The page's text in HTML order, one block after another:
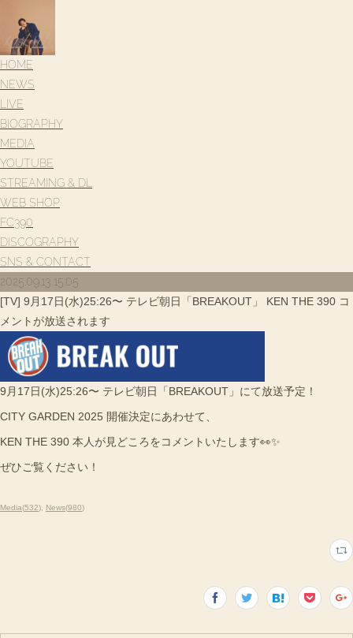
HOME
NEWS
LIVE
BIOGRAPHY
MEDIA
YOUTUBE
STREAMING & DL
WEB SHOP
FC390
DISCOGRAPHY
SNS & CONTACT
2025.09.13 15:05
[TV] 9月17日(水)25:26〜 テレビ朝日「BREAKOUT」 KEN THE 390 コ
メントが放送されます
9月17日(水)25:26〜 テレビ朝日「BREAKOUT」にて放送予定！
CITY GARDEN 2025 開催決定にあわせて、
KEN THE 390 本人が見どころをコメントいたします👀✨
ぜひご覧ください！
Media(532) News(980)